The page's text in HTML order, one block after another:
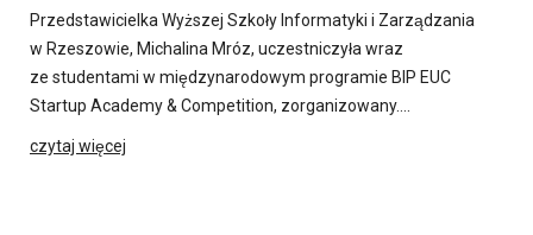
Przedstawicielka Wyższej Szkoły Informatyki i Zarządzania
w Rzeszowie, Michalina Mróz, uczestniczyła wraz
ze studentami w międzynarodowym programie BIP EUC
Startup Academy & Competition, zorganizowany….
czytaj więcej